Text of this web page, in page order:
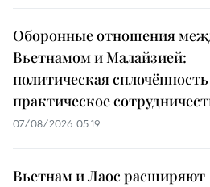
Оборонные отношения
Вьетнамом и Малайзией:
политическая
практическое
07/08/2026 05:19
Вьетнам и Лаос расширяют